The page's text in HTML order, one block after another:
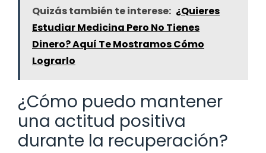
Quizás también te interese: ¿Quieres
Estudiar Medicina Pero No Tienes
Dinero? Aquí Te Mostramos Cómo
Lograrlo
¿Cómo puedo mantener
una actitud positiva
durante la recuperación?